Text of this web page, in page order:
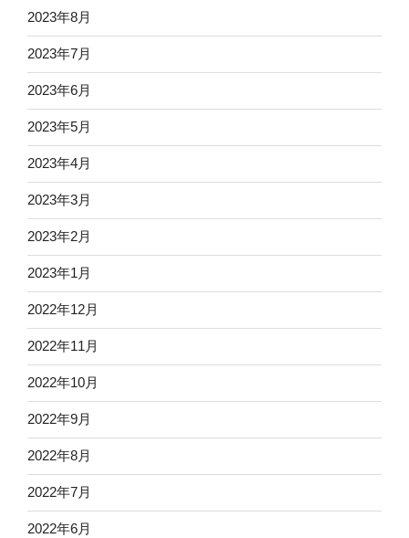
2023年8月
2023年7月
2023年6月
2023年5月
2023年4月
2023年3月
2023年2月
2023年1月
2022年12月
2022年11月
2022年10月
2022年9月
2022年8月
2022年7月
2022年6月